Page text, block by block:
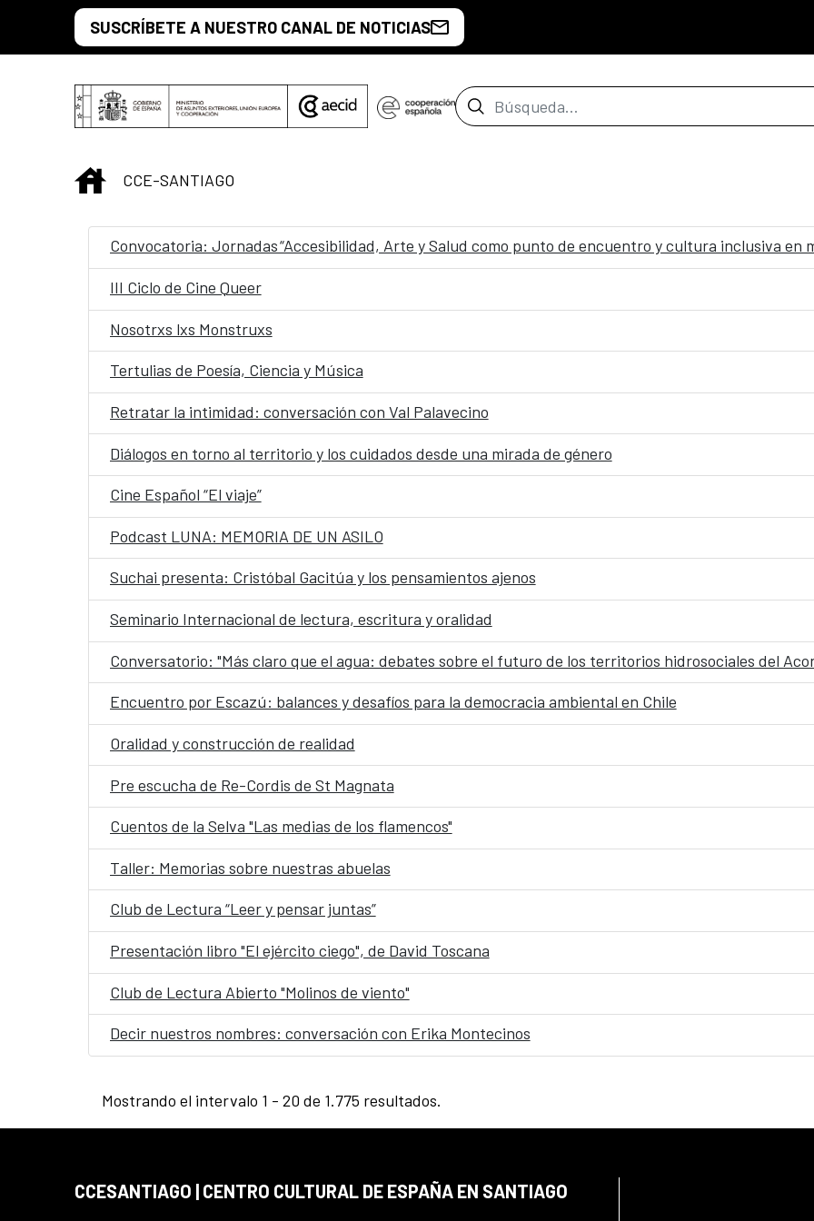
Saltar al contenido principal
SUSCRÍBETE A NUESTRO CANAL DE NOTICIAS
Barra de búsqueda
INICIO
CCE-SANTIAGO
III Ciclo de Cine Queer
Nosotrxs lxs Monstruxs
Tertulias de Poesía, Ciencia y Música
Retratar la intimidad: conversación con Val Palavecino
Diálogos en torno al territorio y los cuidados desde una mirada de género
Cine Español “El viaje”
Podcast LUNA: MEMORIA DE UN ASILO
Suchai presenta: Cristóbal Gacitúa y los pensamientos ajenos
Seminario Internacional de lectura, escritura y oralidad
Conversatorio: "Más claro que el agua: debates sobre el futuro de los territorios hidrosociales del
Encuentro por Escazú: balances y desafíos para la democracia ambiental en Chile
Oralidad y construcción de realidad
Pre escucha de Re-Cordis de St Magnata
Cuentos de la Selva "Las medias de los flamencos"
Taller: Memorias sobre nuestras abuelas
Club de Lectura “Leer y pensar juntas”
Presentación libro "El ejército ciego", de David Toscana
Club de Lectura Abierto "Molinos de viento"
Decir nuestros nombres: conversación con Erika Montecinos
Mostrando el intervalo 1 - 20 de 1.775 resultados.
CCESANTIAGO | CENTRO CULTURAL DE ESPAÑA EN SANTIAGO